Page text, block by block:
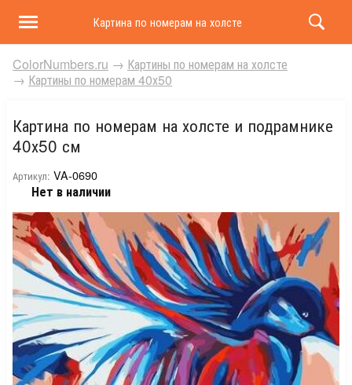
Картина по номерам на холсте и подрамнике 40х50
ColorNumbers.ru → Картины по номерам на холсте
→ Картины по номерам 40х50
Картина по номерам на холсте и подрамнике
40х50 см
Артикул: VA-0690
Нет в наличии